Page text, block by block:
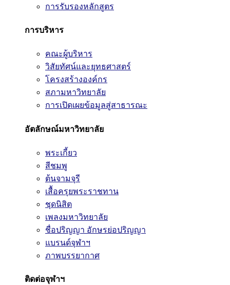
การรับรองหลักสูตร
การบริหาร
คณะผู้บริหาร
วิสัยทัศน์และยุทธศาสตร์
โครงสร้างองค์กร
สภามหาวิทยาลัย
การเปิดเผยข้อมูลสู่สาธารณะ
อัตลักษณ์มหาวิทยาลัย
พระเกี้ยว
สีชมพู
ต้นจามจุรี
เสื้อครุยพระราชทาน
ชุดนิสิต
เพลงมหาวิทยาลัย
ชื่อปริญญา อักษรย่อปริญญา
แบรนด์จุฬาฯ
ภาพบรรยากาศ
ติดต่อจุฬาฯ